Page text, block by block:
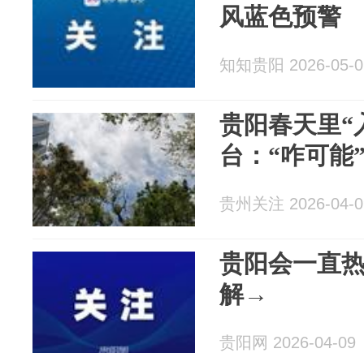
风蓝色预警
知知贵阳 2026-05-
贵阳春天里“
台：“咋可能
贵州关注 2026-04-
贵阳会一直
解→
贵阳网 2026-04-09